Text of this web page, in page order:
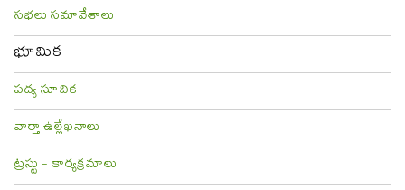
సభలు సమావేశాలు
భూమిక
పద్య సూచిక
వార్తా ఉల్లేఖనాలు
ట్రస్టు - కార్యక్రమాలు